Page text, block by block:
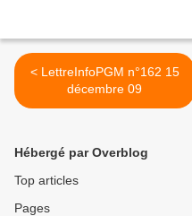
< LettreInfoPGM n°162 15
décembre 09
Hébergé par Overblog
Top articles
Pages